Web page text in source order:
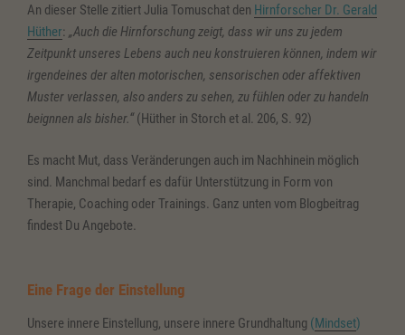
An dieser Stelle zitiert Julia Tomuschat den Hirnforscher Dr. Gerald
Hüther: „Auch die Hirnforschung zeigt, dass wir uns zu jedem
Zeitpunkt unseres Lebens auch neu konstruieren können, indem wir
irgendeines der alten motorischen, sensorischen oder affektiven
Muster verlassen, also anders zu sehen, zu fühlen oder zu handeln
beignnen als bisher.“(Hüther in Storch et al. 206, S. 92)
Es macht Mut, dass Veränderungen auch im Nachhinein möglich
sind. Manchmal bedarf es dafür Unterstützung in Form von
Therapie, Coaching oder Trainings. Ganz unten vom Blogbeitrag
findest Du Angebote.
Eine Frage der Einstellung
Unsere innere Einstellung, unsere innere Grundhaltung (Mindset)